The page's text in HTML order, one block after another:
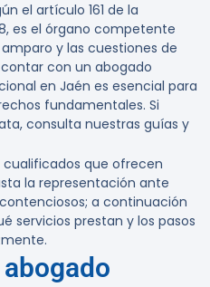
el artículo 161 de la
es el órgano competente
y las cuestiones de
con un abogado
en Jaén es esencial para
fundamentales. Si
consulta nuestras guías y
cualificados que ofrecen
la representación ante
a continuación
servicios prestan y los pasos